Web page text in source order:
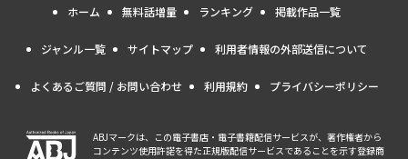
ホーム 無料話増量 ランキング 掲載作品一覧
ジャンル一覧 サイトマップ 利用者情報の外部送信について
よくあるご質問 / お問い合わせ 利用規約 プライバシーポリシー
ABJマークは、この電子書店・電子書籍配信サービスが、著作権者から
コンテンツ使用許諾を得た正規版配信サービスであることを示す登録商